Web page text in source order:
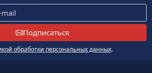
Подписаться
обработки персональных данных.